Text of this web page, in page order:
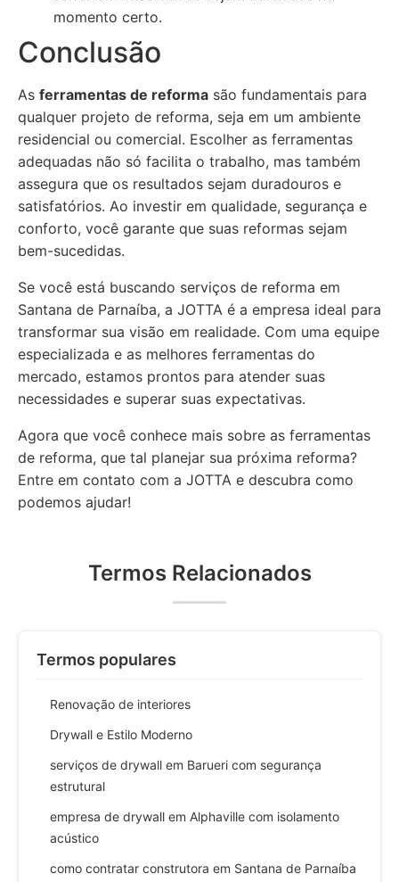
momento certo.
Conclusão
As ferramentas de reforma são fundamentais para
qualquer projeto de reforma, seja em um ambiente
residencial ou comercial. Escolher as ferramentas
adequadas não só facilita o trabalho, mas também
assegura que os resultados sejam duradouros e
satisfatórios. Ao investir em qualidade, segurança e
conforto, você garante que suas reformas sejam
bem-sucedidas.
Se você está buscando serviços de reforma em
Santana de Parnaíba, a JOTTA é a empresa ideal para
transformar sua visão em realidade. Com uma equipe
especializada e as melhores ferramentas do
mercado, estamos prontos para atender suas
necessidades e superar suas expectativas.
Agora que você conhece mais sobre as ferramentas
de reforma, que tal planejar sua próxima reforma?
Entre em contato com a JOTTA e descubra como
podemos ajudar!
Termos Relacionados
Termos populares
Renovação de interiores
Drywall e Estilo Moderno
serviços de drywall em Barueri com segurança
estrutural
empresa de drywall em Alphaville com isolamento
acústico
como contratar construtora em Santana de Parnaíba